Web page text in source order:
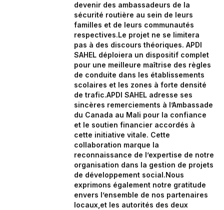
devenir des ambassadeurs de la
sécurité routière au sein de leurs
familles et de leurs communautés
respectives.‎‎‎Le projet ne se limitera
pas à des discours théoriques. APDI
SAHEL déploiera un dispositif complet
pour une meilleure maîtrise des règles
de conduite dans les établissements
scolaires et les zones à forte densité
de trafic.‎APDI SAHEL adresse ses
sincères remerciements à l’Ambassade
du Canada au Mali pour la confiance
et le soutien financier accordés à
cette initiative vitale. Cette
collaboration marque la
reconnaissance de l’expertise de notre
organisation dans la gestion de projets
de développement social.‎‎Nous
exprimons également notre gratitude
envers l’ensemble de nos partenaires
locaux,et les autorités des deux